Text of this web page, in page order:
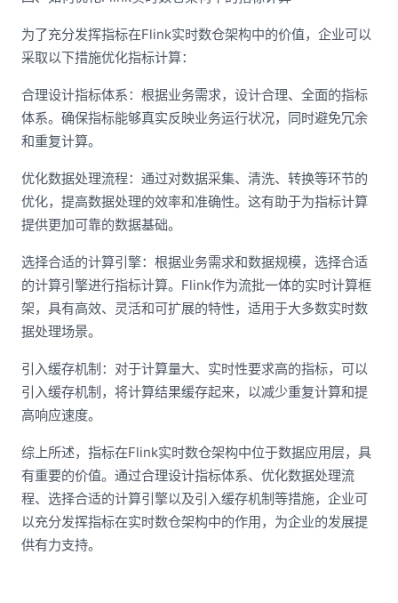
为了充分发挥指标在Flink实时数仓架构中的价值，企业可以
采取以下措施优化指标计算：
合理设计指标体系：根据业务需求，设计合理、全面的指标
体系。确保指标能够真实反映业务运行状况，同时避免冗余
和重复计算。
优化数据处理流程：通过对数据采集、清洗、转换等环节的
优化，提高数据处理的效率和准确性。这有助于为指标计算
提供更加可靠的数据基础。
选择合适的计算引擎：根据业务需求和数据规模，选择合适
的计算引擎进行指标计算。Flink作为流批一体的实时计算框
架，具有高效、灵活和可扩展的特性，适用于大多数实时数
据处理场景。
引入缓存机制：对于计算量大、实时性要求高的指标，可以
引入缓存机制，将计算结果缓存起来，以减少重复计算和提
高响应速度。
综上所述，指标在Flink实时数仓架构中位于数据应用层，具
有重要的价值。通过合理设计指标体系、优化数据处理流
程、选择合适的计算引擎以及引入缓存机制等措施，企业可
以充分发挥指标在实时数仓架构中的作用，为企业的发展提
供有力支持。